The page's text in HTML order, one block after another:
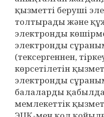
қызметті беруші
толтырады және
электронды
электронды
(тексергеннен,
көрсетілетін
электронды
балаларды
мемлекеттік